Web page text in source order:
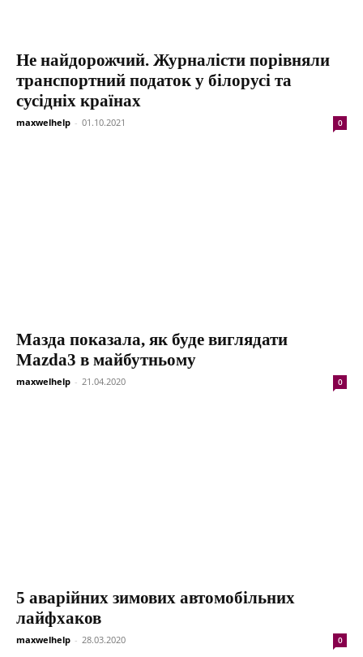
Не найдорожчий. Журналісти порівняли
транспортний податок у білорусі та
сусідніх країнах
maxwelhelp - 01.10.2021 0
Мазда показала, як буде виглядати
Mazda3 в майбутньому
maxwelhelp - 21.04.2020 0
5 аварійних зимових автомобільних
лайфхаков
maxwelhelp - 28.03.2020 0